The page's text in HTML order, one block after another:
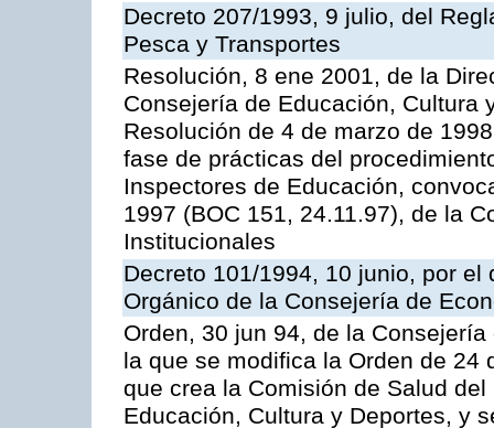
Decreto 207/1993, 9 julio, del
Pesca y Transportes
Resolución, 8 ene 2001, de la
Consejería de Educación, Cultura
Resolución de 4 de marzo de
fase de prácticas del
Inspectores de Educación,
1997 (BOC 151, 24.11.97), de la
Institucionales
Decreto 101/1994, 10 junio, por
Orgánico de la Consejería de
Orden, 30 jun 94, de la
la que se modifica la Orden de 24
que crea la Comisión de Salud
Educación, Cultura y Deportes, y